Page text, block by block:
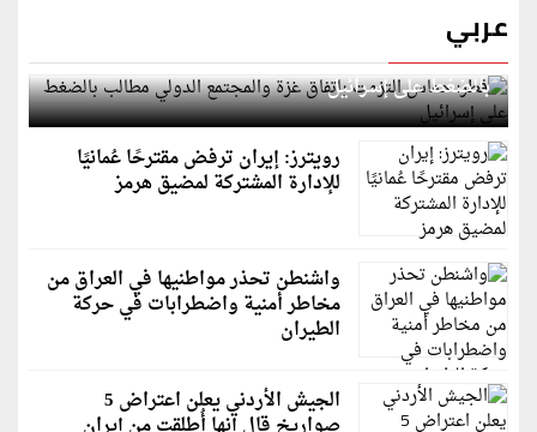
عربي
قطر: حماس التزمت باتفاق غزة والمجتمع الدولي مطالب
بالضغط على إسرائيل
رويترز: إيران ترفض مقترحًا عُمانيًا
للإدارة المشتركة لمضيق هرمز
واشنطن تحذر مواطنيها في العراق من
مخاطر أمنية واضطرابات في حركة
الطيران
الجيش الأردني يعلن اعتراض 5